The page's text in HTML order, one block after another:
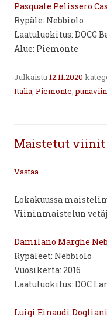
Pasquale Pelissero
Rypäle: Nebbiolo
Laatuluokitus: DOCG
Alue: Piemonte
Julkaistu12.11.2020
Italia, Piemonte,
Maistetut viinit
Vastaa
Lokakuussa
Viininmaistelun
Damilano Marghe
Rypäleet: Nebbiolo
Vuosikerta: 2016
Laatuluokitus: DOC
Luigi Einaudi Dogliani